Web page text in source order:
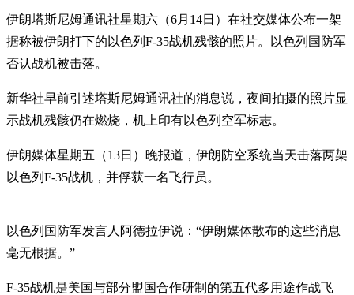
伊朗塔斯尼姆通讯社星期六（6月14日）在社交媒体公布一架
据称被伊朗打下的以色列F-35战机残骸的照片。以色列国防军
否认战机被击落。
新华社早前引述塔斯尼姆通讯社的消息说，夜间拍摄的照片显
示战机残骸仍在燃烧，机上印有以色列空军标志。
伊朗媒体星期五（13日）晚报道，伊朗防空系统当天击落两架
以色列F-35战机，并俘获一名飞行员。
以色列国防军发言人阿德拉伊说：“伊朗媒体散布的这些消息
毫无根据。”
F-35战机是美国与部分盟国合作研制的第五代多用途作战飞